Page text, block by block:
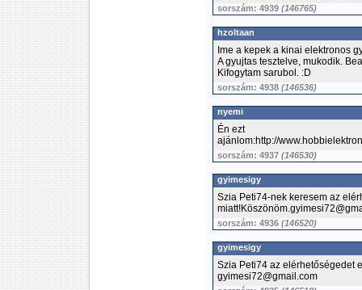
sorszám: 4939 (146765)
hzoltaan
Ime a kepek a kinai elektronos
A gyujtas tesztelve, mukodik.
Kifogytam sarubol. :D
sorszám: 4938 (146536)
nyemi
Én ezt
ajánlom:http://
sorszám: 4937 (146530)
gyimesigy
Szia Peti74-nek keresem az
sorszám: 4936 (146520)
gyimesigy
Szia Peti74 az elérhetőségedet
gyimesi72@gmail.com